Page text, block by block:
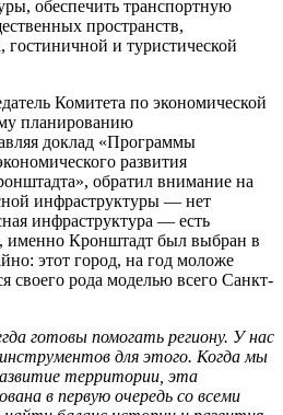
обеспечить транспортную
пространств,
гостиничной и туристической
Комитета по экономической
планированию
доклад «Программы
развития
обратил внимание на
инфраструктуры — нет
инфраструктура — есть
именно Кронштадт был выбран в
этот город, на год моложе
своего рода моделью всего Санкт-
готовы помогать региону. У нас
для этого. Когда мы
территории, эта
в первую очередь со всеми